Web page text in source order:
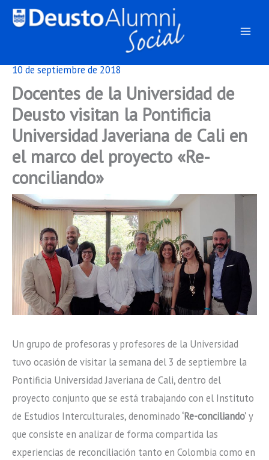
10 de septiembre de 2018
Docentes de la Universidad de
Deusto visitan la Pontificia
Universidad Javeriana de Cali en
el marco del proyecto «Re-
conciliando»
Un grupo de profesoras y profesores de la Universidad
tuvo ocasión de visitar la semana del 3 de septiembre la
Pontificia Universidad Javeriana de Cali, dentro del
proyecto conjunto que se está trabajando con el Instituto
de Estudios Interculturales, denominado‘Re-conciliando’y
que consiste en analizar de forma compartida las
experiencias de reconciliación tanto en Colombia como en